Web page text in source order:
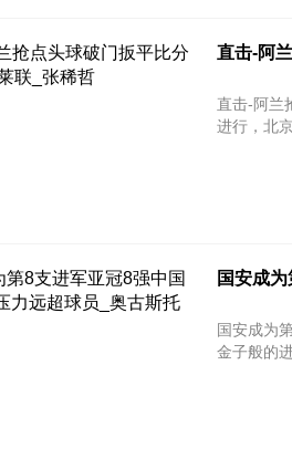
直击-阿
直击-阿兰抢点头
进行，北
国安成
国安成为
金子般的